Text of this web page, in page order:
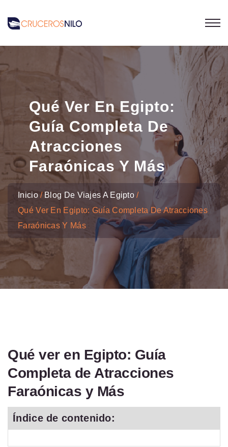
Qué Ver En Egipto:
Guía Completa De
Atracciones
Faraónicas Y Más
Inicio
Blog De Viajes A Egipto
Qué Ver En Egipto: Guía Completa De Atracciones
Faraónicas Y Más
Qué ver en Egipto: Guía
Completa de Atracciones
Faraónicas y Más
Índice de contenido: